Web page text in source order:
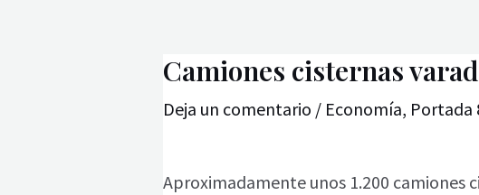
Camiones cisternas
Deja un comentario / Economía, Portada
Aproximadamente unos 1.200 camiones